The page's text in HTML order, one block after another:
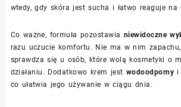
wtedy, gdy skóra jest sucha i łatwo reaguje na
Co ważne, formuła pozostawia niewidoczne
razu uczucie komfortu. Nie ma w nim
sprawdza się u osób, które wolą kosmetyki o
działaniu. Dodatkowo krem jest wodoodporny i
co ułatwia jego używanie w ciągu dnia.